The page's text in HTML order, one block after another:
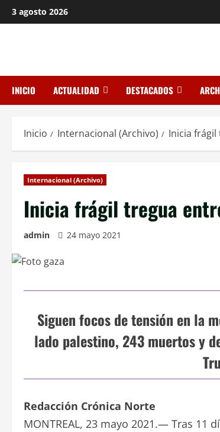
Saltar
al
3 agosto 2026
INICIO ACTUALIDAD DESTACADOS
Inicio Internacional (Archivo) Inicia
Internacional (Archivo)
Inicia frágil tregua
admin 24 mayo 2021
Siguen focos de tensión en la
lado palestino, 243 muertos y
Redacción Crónica Norte
MONTREAL, 23 mayo 2021.— Tras